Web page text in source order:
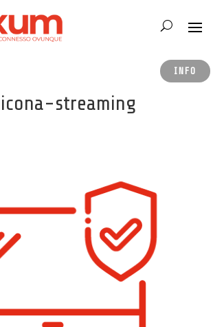
INFO
streaming